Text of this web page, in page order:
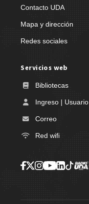
Contacto UDA
Mapa y dirección
Redes sociales
Servicios web
Bibliotecas
Ingreso | Usuario
Correo
Red wifi